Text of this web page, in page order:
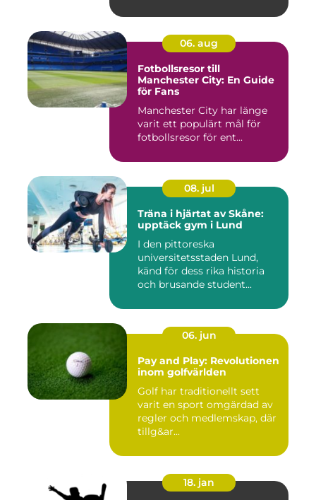
06. aug
Fotbollsresor till
Manchester City: En Guide
för Fans
Manchester City har länge
varit ett populärt mål för
fotbollsresor för ent...
08. jul
Träna i hjärtat av Skåne:
upptäck gym i Lund
I den pittoreska
universitetsstaden Lund,
känd för dess rika historia
och brusande student...
06. jun
Pay and Play: Revolutionen
inom golfvärlden
Golf har traditionellt sett
varit en sport omgärdad av
regler och medlemskap, där
tillg&ar...
18. jan